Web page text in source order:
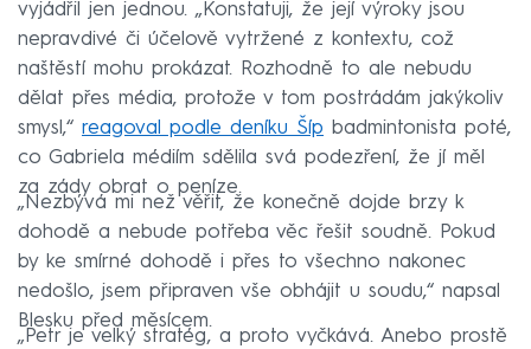
vyjádřil jen jednou. „Konstatuji, že její výroky jsou
nepravdivé či účelově vytržené z kontextu, což
naštěstí mohu prokázat. Rozhodně to ale nebudu
dělat přes média, protože v tom postrádám jakýkoliv
smysl,“ reagoval podle deníku Šíp badmintonista poté,
co Gabriela médiím sdělila svá podezření, že jí měl
za zády obrat o peníze.
„Nezbývá mi než věřit, že konečně dojde brzy k
dohodě a nebude potřeba věc řešit soudně. Pokud
by ke smírné dohodě i přes to všechno nakonec
nedošlo, jsem připraven vše obhájit u soudu,“ napsal
Blesku před měsícem.
„Petr je velký stratég, a proto vyčkává. Anebo prostě